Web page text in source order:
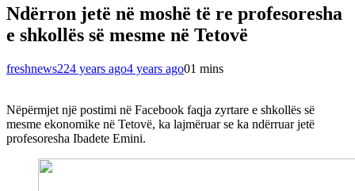
Ndërron jetë në moshë të re profesoresha
e shkollës së mesme në Tetovë
freshnews224 years ago4 years ago01 mins
Nëpërmjet një postimi në Facebook faqja zyrtare e shkollës së
mesme ekonomike në Tetovë, ka lajmëruar se ka ndërruar jetë
profesoresha Ibadete Emini.